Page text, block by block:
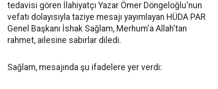
tedavisi gören İlahiyatçı Yazar Ömer Döngeloğlu'nun
vefatı dolayısıyla taziye mesajı yayımlayan HÜDA PAR
Genel Başkanı İshak Sağlam, Merhum'a Allah'tan
rahmet, ailesine sabırlar diledi.
Sağlam, mesajında şu ifadelere yer verdi: